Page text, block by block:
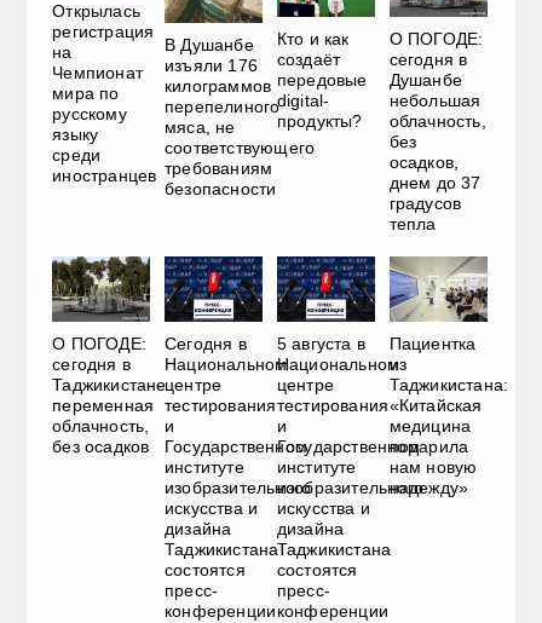
Открылась
регистрация
на
Чемпионат
мира по
русскому
языку
среди
иностранцев
В Душанбе
изъяли 176
килограммов
перепелиного
мяса, не
соответствующего
требованиям
безопасности
Кто и как
создаёт
передовые
digital-
продукты?
О ПОГОДЕ:
сегодня в
Душанбе
небольшая
облачность,
без
осадков,
днем до 37
градусов
тепла
О ПОГОДЕ:
сегодня в
Таджикистане
переменная
облачность,
без осадков
Сегодня в
Национальном
центре
тестирования
и
Государственном
институте
изобразительного
искусства и
дизайна
Таджикистана
состоятся
пресс-
конференции
5 августа в
Национальном
центре
тестирования
и
Государственном
институте
изобразительного
искусства и
дизайна
Таджикистана
состоятся
пресс-
конференции
Пациентка
из
Таджикистана:
«Китайская
медицина
подарила
нам новую
надежду»